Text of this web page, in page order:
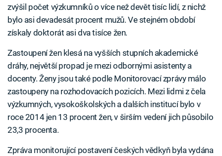
zvýšil počet výzkumníků o více než devět tisíc lidí, z nichž
bylo asi devadesát procent mužů. Ve stejném období
získaly doktorát asi dva tisíce žen.
Zastoupení žen klesá na vyšších stupních akademické
dráhy, největší propad je mezi odbornými asistenty a
docenty. Ženy jsou také podle Monitorovací zprávy málo
zastoupeny na rozhodovacích pozicích. Mezi lidmi z čela
výzkumných, vysokoškolských a dalších institucí bylo v
roce 2014 jen 13 procent žen, v širším vedení jich působilo
23,3 procenta.
Zpráva monitorující postavení českých vědkyň byla vydána